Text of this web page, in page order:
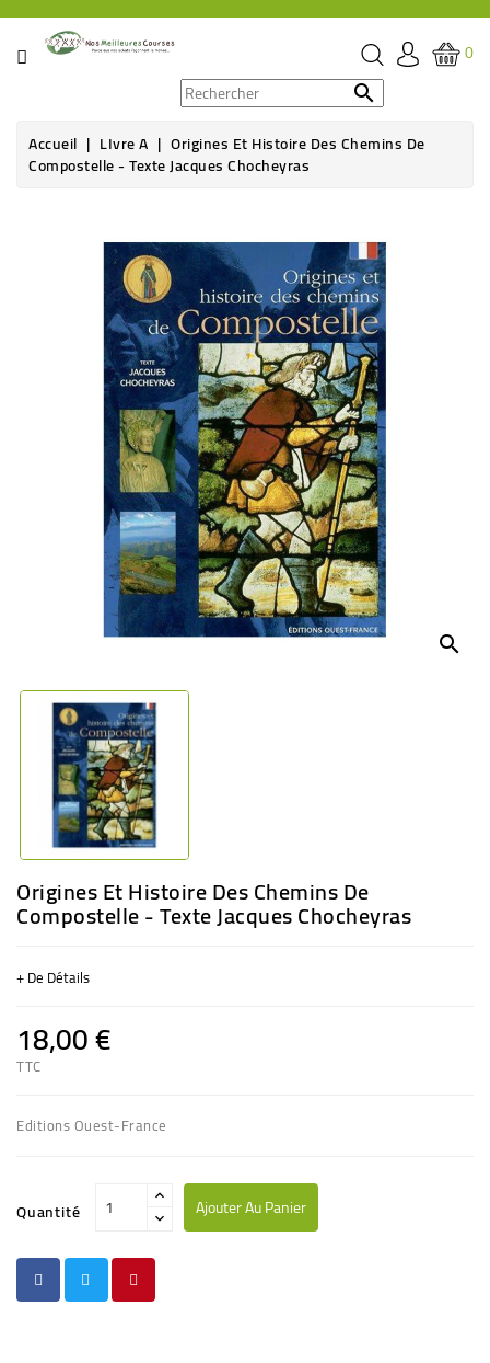
CATÉGORIE
ÉPICERIE
0

Accueil LIvre A Origines Et Histoire Des Chemins De
Compostelle - Texte Jacques Chocheyras
search
Origines Et Histoire Des Chemins De
Compostelle - Texte Jacques Chocheyras
+ De Détails
18,00 €
TTC
Editions Ouest-France
Quantité Ajouter Au Panier